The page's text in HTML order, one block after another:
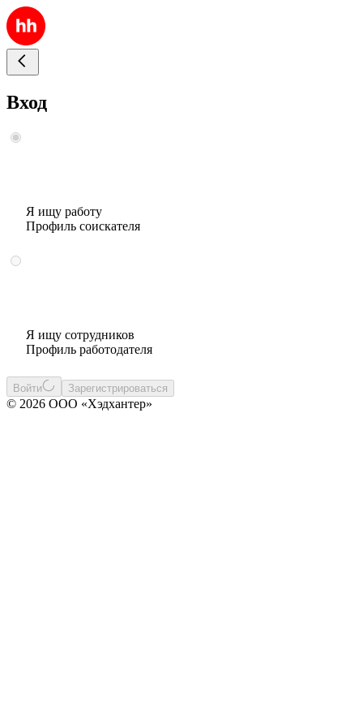
Вход
Я ищу работу
Профиль соискателя
Я ищу сотрудников
Профиль работодателя
Войти Зарегистрироваться
© 2026 ООО «Хэдхантер»